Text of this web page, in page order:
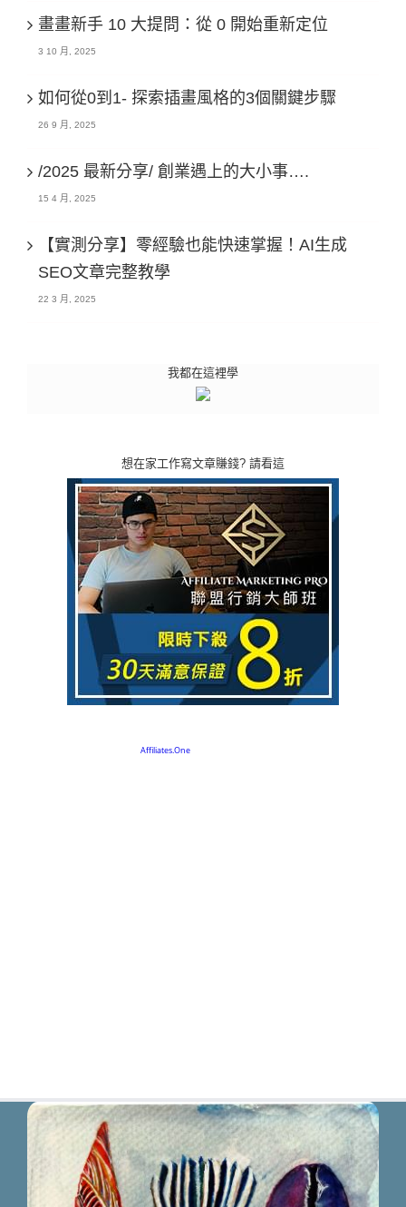
畫畫新手 10 大提問：從 0 開始重新定位
3 10 月, 2025
如何從0到1- 探索插畫風格的3個關鍵步驟
26 9 月, 2025
/2025 最新分享/ 創業遇上的大小事….
15 4 月, 2025
【實測分享】零經驗也能快速掌握！AI生成
SEO文章完整教學
22 3 月, 2025
我都在這裡學
想在家工作寫文章賺錢? 請看這